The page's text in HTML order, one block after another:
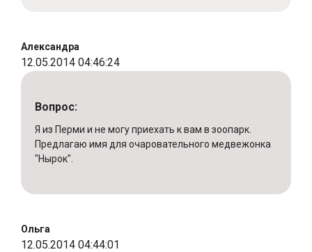
Александра
12.05.2014 04:46:24
Вопрос:
Я из Перми и не могу приехать к вам в зоопарк.
Предлагаю имя для очаровательного медвежонка
"Нырок".
Ольга
12.05.2014 04:44:01